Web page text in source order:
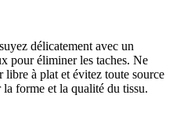
délicatement avec un
pour éliminer les taches. Ne
libre à plat et évitez toute source
forme et la qualité du tissu.